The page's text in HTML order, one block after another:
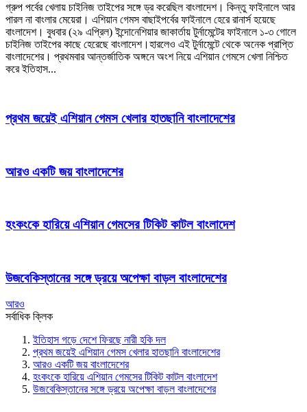
গ্রুপ পর্বের খেলায় চাইনিজ তাইপের সঙ্গে ড্র করেছিল বাংলাদেশ। কিন্তু ফাইনালে আর
পারল না বাংলার মেয়েরা। এশিয়ান গেমস বাছাইপর্বের ফাইনালে হেরে রানার্স হয়েছে
বাংলাদেশ। বুধবার (২৯ এপ্রিল) ইন্দোনেশিয়ার জাকার্তায় টুর্নামেন্টের ফাইনালে ১-৩ গোলে
চাইনিজ তাইপের কাছে হেরেছে বাংলাদেশ।হারলেও এই টুর্নামেন্টে থেকে অনেক প্রাপ্তি
বাংলাদেশের। প্রথমবার আন্তর্জাতিক অঙ্গনে অংশ নিয়ে এশিয়ান গেমসে খেলা নিশ্চিত
করে ইতিহাস...
প্রথম জয়েই এশিয়ান গেমস খেলার হাতছানি বাংলাদেশের
আরও একটি জয় বাংলাদেশের
হংকংকে হারিয়ে এশিয়ান গেমসের টিকিট কাটল বাংলাদেশ
উজবেকিস্তানের সঙ্গে ড্রয়ে অপেক্ষা বাড়ল বাংলাদেশের
আরও
সর্বাধিক ক্লিক
ইতিহাস গড়ে দেশে ফিরছে নারী হকি দল
প্রথম জয়েই এশিয়ান গেমস খেলার হাতছানি বাংলাদেশের
আরও একটি জয় বাংলাদেশের
হংকংকে হারিয়ে এশিয়ান গেমসের টিকিট কাটল বাংলাদেশ
উজবেকিস্তানের সঙ্গে ড্রয়ে অপেক্ষা বাড়ল বাংলাদেশের